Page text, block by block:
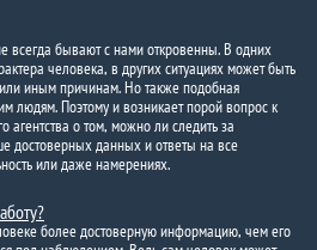
бывают с нами откровенны. В одних
человека, в других ситуациях может быть
иным причинам. Но также подобная
людям. Поэтому и возникает порой вопрос к
агентства о том, можно ли следить за
достоверных данных и ответы на все
или даже намерениях.
более достоверную информацию, чем его